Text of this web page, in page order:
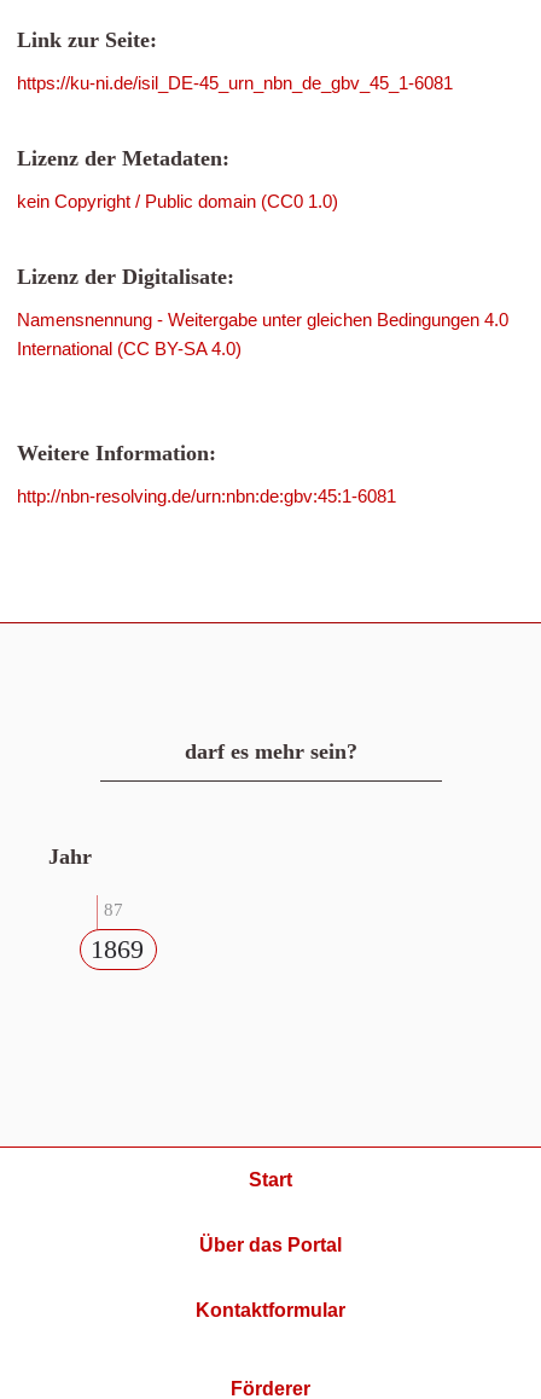
Link zur Seite:
https://ku-ni.de/isil_DE-45_urn_nbn_de_gbv_45_1-6081
Lizenz der Metadaten:
kein Copyright / Public domain (CC0 1.0)
Lizenz der Digitalisate:
Namensnennung - Weitergabe unter gleichen Bedingungen 4.0
International (CC BY-SA 4.0)
Weitere Information:
http://nbn-resolving.de/urn:nbn:de:gbv:45:1-6081
darf es mehr sein?
Jahr
87
1869
Start
Über das Portal
Kontaktformular
Förderer